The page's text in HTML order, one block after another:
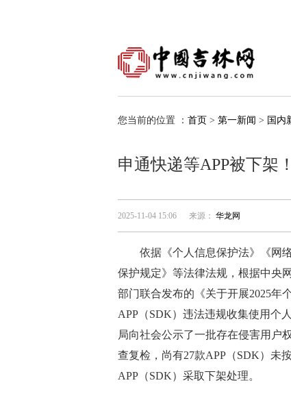
您当前的位置 ： 首页 > 第一新闻 > 国内
申通快递等APP被下架！
2025-11-04 15:06 来源： 华龙网
依据《个人信息保护法》《网络
保护规定》等法律法规，根据中央
部门联合发布的《关于开展2025年
APP（SDK）违法违规收集使用个
局向社会公示了一批存在侵害用户
查复检，尚有27款APP（SDK）未
APP（SDK）采取下架处理。